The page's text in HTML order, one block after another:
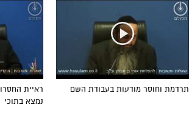
ראיית
נמצא בתוכי
תרדמת וחוסר מודעות בעבודת השם